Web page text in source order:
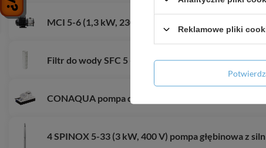
MCI 5-6 (1,3 kW, 230 V) pompa hydroforowa
Filtr do wody SFC 5 - siatkowy
CONAQUA pompa do kondensatu
4 SPINOX 5-33 (3 kW, 400 V) pompa głębinowa z
Reklamowe pliki